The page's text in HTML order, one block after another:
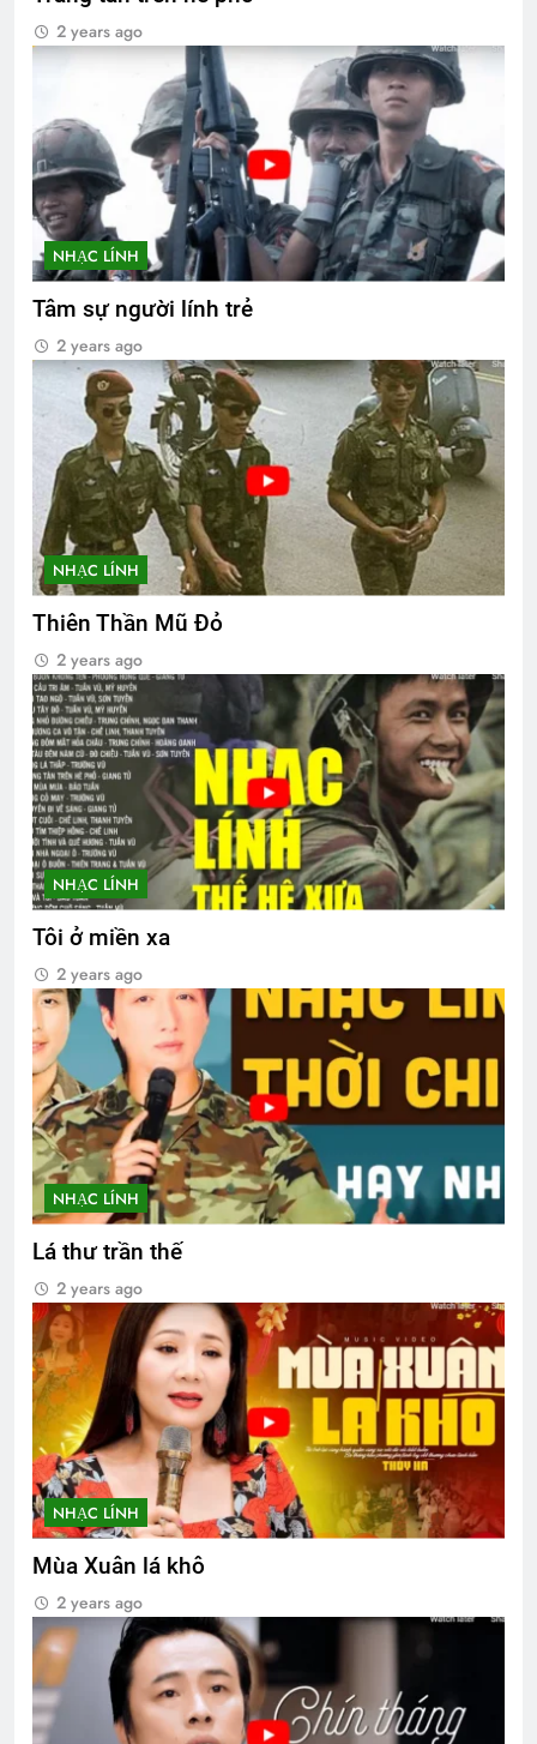
2 years ago
NHẠC LÍNH
Tâm sự người lính trẻ
2 years ago
NHẠC LÍNH
Thiên Thần Mũ Đỏ
2 years ago
NHẠC LÍNH
Tôi ở miền xa
2 years ago
NHẠC LÍNH
Lá thư trần thế
2 years ago
NHẠC LÍNH
Mùa Xuân lá khô
2 years ago